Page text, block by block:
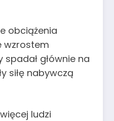
obciążenia
wzrostem
głównie na
siłę nabywczą
ludzi